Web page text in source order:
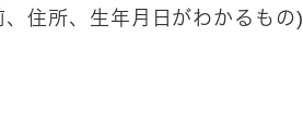
、住所、生年月日がわかるもの)